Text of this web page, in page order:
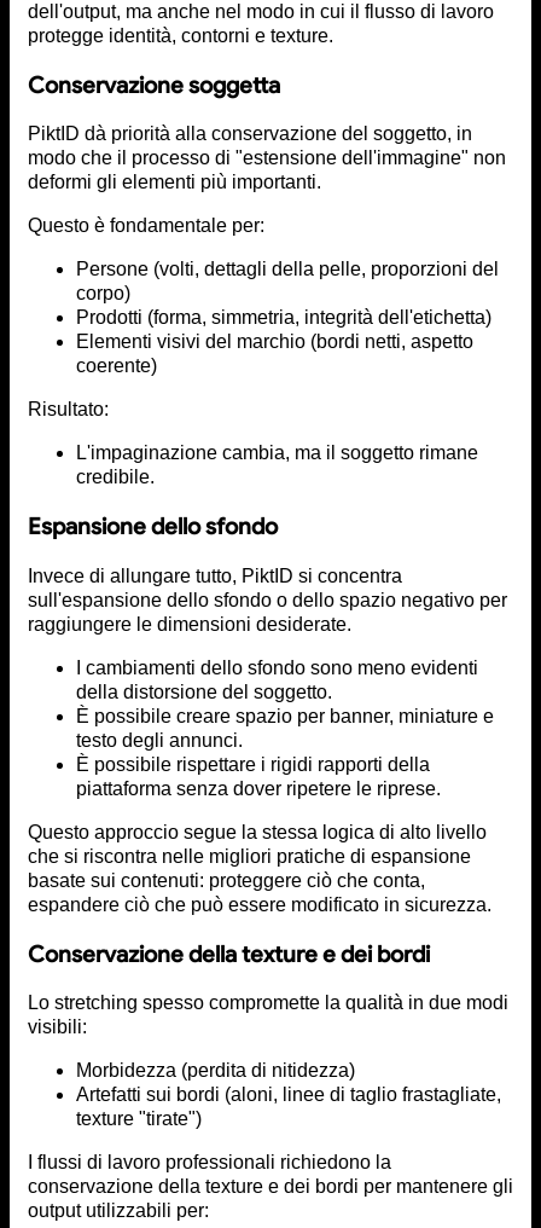
dell'output, ma anche nel modo in cui il flusso di lavoro
protegge identità, contorni e texture.
Conservazione soggetta
PiktID dà priorità alla conservazione del soggetto, in
modo che il processo di "estensione dell'immagine" non
deformi gli elementi più importanti.
Questo è fondamentale per:
Persone (volti, dettagli della pelle, proporzioni del
corpo)
Prodotti (forma, simmetria, integrità dell'etichetta)
Elementi visivi del marchio (bordi netti, aspetto
coerente)
Risultato:
L'impaginazione cambia, ma il soggetto rimane
credibile.
Espansione dello sfondo
Invece di allungare tutto, PiktID si concentra
sull'espansione dello sfondo o dello spazio negativo per
raggiungere le dimensioni desiderate.
I cambiamenti dello sfondo sono meno evidenti
della distorsione del soggetto.
È possibile creare spazio per banner, miniature e
testo degli annunci.
È possibile rispettare i rigidi rapporti della
piattaforma senza dover ripetere le riprese.
Questo approccio segue la stessa logica di alto livello
che si riscontra nelle migliori pratiche di espansione
basate sui contenuti: proteggere ciò che conta,
espandere ciò che può essere modificato in sicurezza.
Conservazione della texture e dei bordi
Lo stretching spesso compromette la qualità in due modi
visibili:
Morbidezza (perdita di nitidezza)
Artefatti sui bordi (aloni, linee di taglio frastagliate,
texture "tirate")
I flussi di lavoro professionali richiedono la
conservazione della texture e dei bordi per mantenere gli
output utilizzabili per: